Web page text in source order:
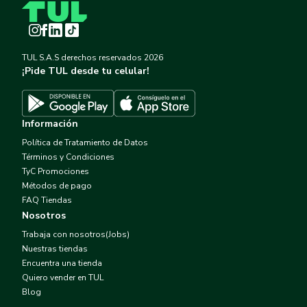
Instagram
Facebook
LinkedInTikTok
TUL S.A.S derechos reservados 2026
¡Pide TUL desde tu celular!
Descargar TUL en Google Play
Información
Política de Tratamiento de Datos
Términos y Condiciones
TyC Promociones
Métodos de pago
FAQ Tiendas
Nosotros
Trabaja con nosotros(Jobs)
Nuestras tiendas
Encuentra una tienda
Quiero vender en TUL
Blog